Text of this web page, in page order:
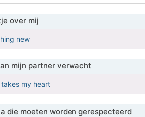
over mij
new
mijn partner verwacht
my heart
die moeten worden gerespecteerd